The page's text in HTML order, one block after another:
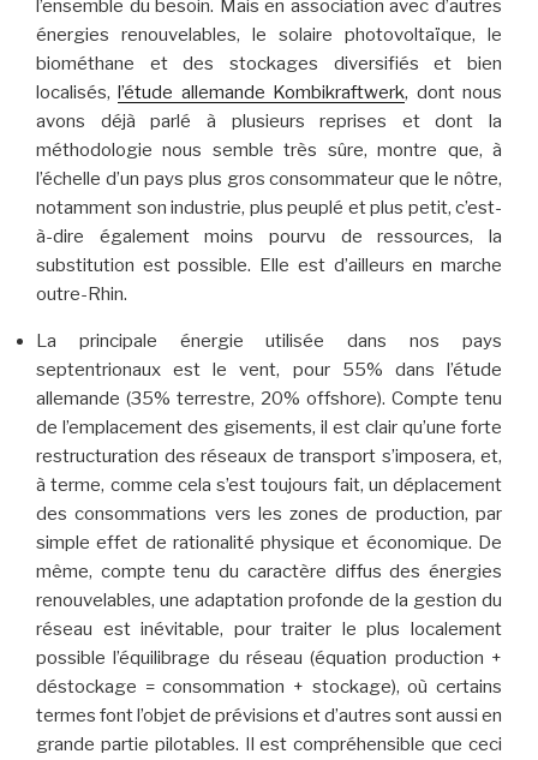
l’ensemble du besoin. Mais en association avec d’autres
énergies renouvelables, le solaire photovoltaïque, le
biométhane et des stockages diversifiés et bien
localisés,l’étude allemande Kombikraftwerk, dont nous
avons déjà parlé à plusieurs reprises et dont la
méthodologie nous semble très sûre, montre que, à
l’échelle d’un pays plus gros consommateur que le nôtre,
notamment son industrie, plus peuplé et plus petit, c’est-
à-dire également moins pourvu de ressources, la
substitution est possible. Elle est d’ailleurs en marche
outre-Rhin.
La principale énergie utilisée dans nos pays
septentrionaux est le vent, pour 55% dans l’étude
allemande (35% terrestre, 20% offshore). Compte tenu
de l’emplacement des gisements, il est clair qu’une forte
restructuration des réseaux de transport s’imposera, et,
à terme, comme cela s’est toujours fait, un déplacement
des consommations vers les zones de production, par
simple effet de rationalité physique et économique. De
même, compte tenu du caractère diffus des énergies
renouvelables, une adaptation profonde de la gestion du
réseau est inévitable, pour traiter le plus localement
possible l’équilibrage du réseau (équation production +
déstockage = consommation + stockage), où certains
termes font l’objet de prévisions et d’autres sont aussi en
grande partie pilotables. Il est compréhensible que ceci